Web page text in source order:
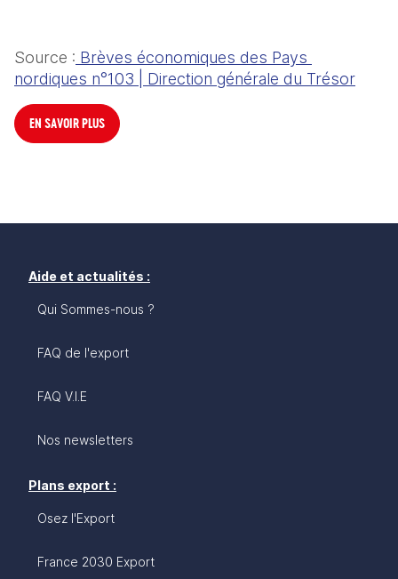
Source : Brèves économiques des Pays
nordiques n°103 | Direction générale du Trésor
EN SAVOIR PLUS
Aide et actualités :
Qui Sommes-nous ?
FAQ de l'export
FAQ V.I.E
Nos newsletters
Plans export :
Osez l'Export
France 2030 Export